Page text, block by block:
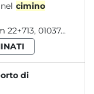
nel cimino
22+713, 01037...
di